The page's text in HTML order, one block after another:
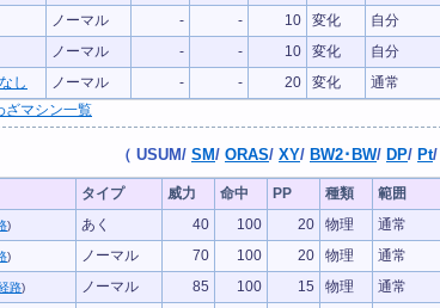
ノーマル - - 10 変化 自分
ノーマル - - 10 変化 自分
し ノーマル - - 20 変化 通常
ざマシン一覧
（ USUM/ SM/ ORAS/ XY/ BW2･BW/ DP/ Pt/
タイプ 威力 命中 PP 種類 範囲
) あく 40 100 20 物理 通常
) ノーマル 70 100 20 物理 通常
路) ノーマル 85 100 15 物理 通常